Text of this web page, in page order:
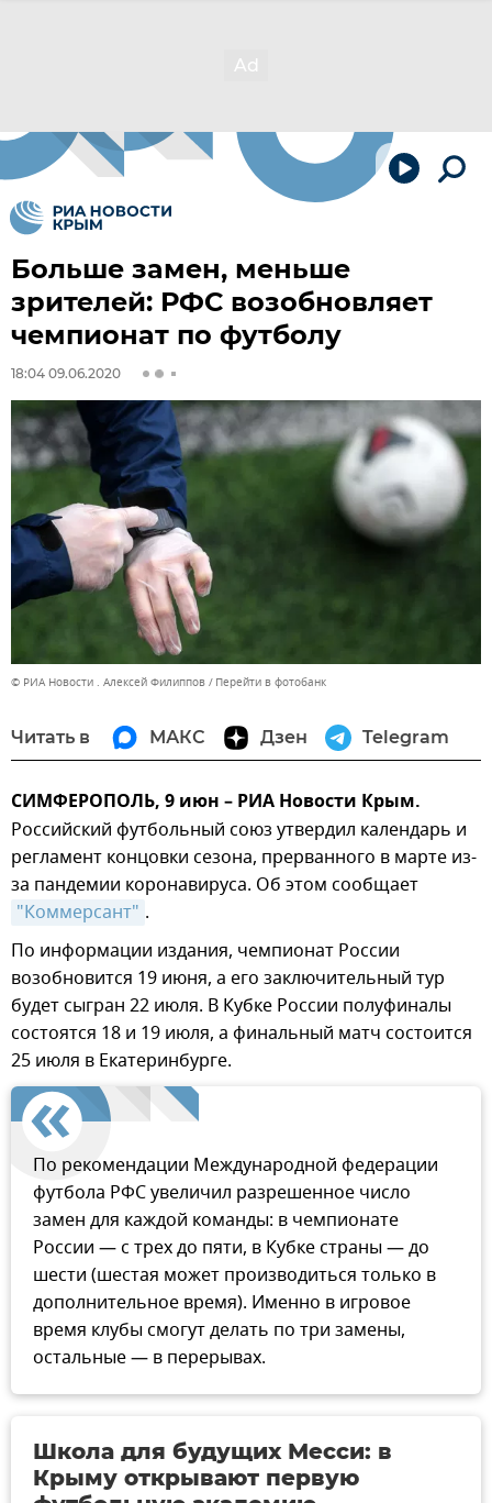
Больше замен, меньше
зрителей: РФС возобновляет
чемпионат по футболу
18:04 09.06.2020
© РИА Новости . Алексей Филиппов Перейти в фотобанк
Читать в МАКС Дзен Telegram
СИМФЕРОПОЛЬ, 9 июн – РИА Новости Крым.
Российский футбольный союз утвердил календарь и
регламент концовки сезона, прерванного в марте из-
за пандемии коронавируса. Об этом сообщает
"Коммерсант" .
По информации издания, чемпионат России
возобновится 19 июня, а его заключительный тур
будет сыгран 22 июля. В Кубке России полуфиналы
состоятся 18 и 19 июля, а финальный матч состоится
25 июля в Екатеринбурге.
По рекомендации Международной федерации
футбола РФС увеличил разрешенное число
замен для каждой команды: в чемпионате
России — с трех до пяти, в Кубке страны — до
шести (шестая может производиться только в
дополнительное время). Именно в игровое
время клубы смогут делать по три замены,
остальные — в перерывах.
Школа для будущих Месси: в
Крыму открывают первую